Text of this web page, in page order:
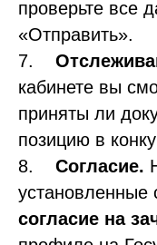
проверьте все
«Отправить».
7.
кабинете вы
приняты ли
позицию в
8. Согласие.
установленные
согласие на